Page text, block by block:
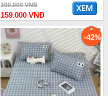
300.000 VNĐ
159.000 VNĐ
-42%